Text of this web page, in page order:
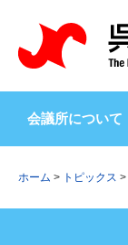
会議所について
ホーム > トピックス >